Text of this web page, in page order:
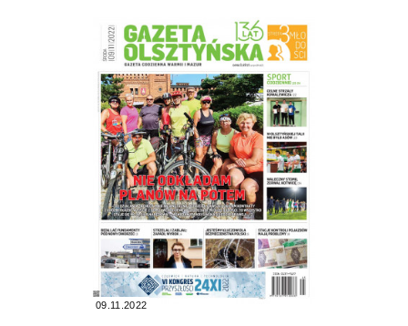
09.11.2022